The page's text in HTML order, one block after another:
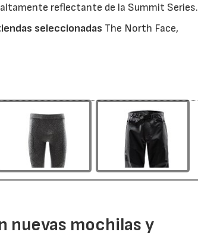
reflectante de la Summit Series.
seleccionadas The North Face,
nuevas mochilas y